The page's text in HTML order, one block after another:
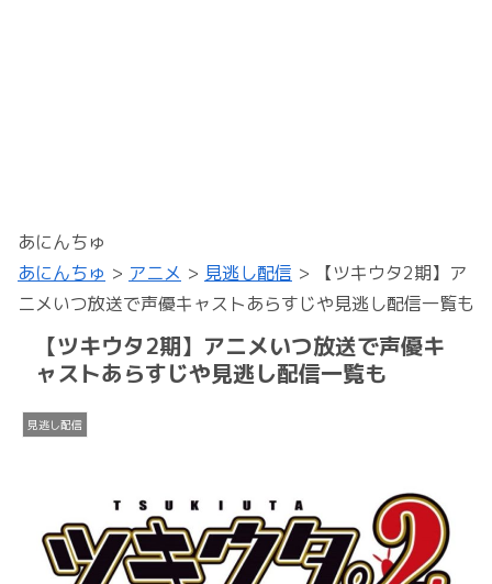
あにんちゅ
あにんちゅ > アニメ > 見逃し配信 >
【ツキウタ2期】ア
ニメいつ放送で声優キャストあらすじや見逃し配信一覧も
【ツキウタ2期】アニメいつ放送で声優キ
ャストあらすじや見逃し配信一覧も
見逃し配信